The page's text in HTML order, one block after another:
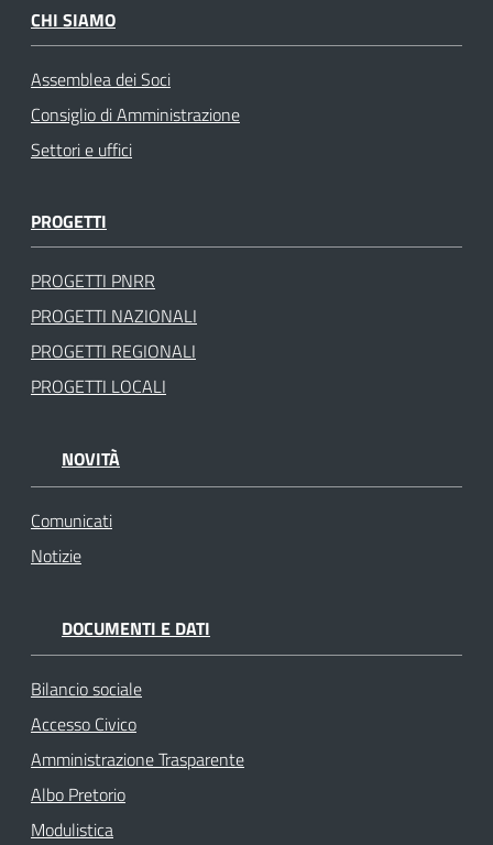
CHI SIAMO
Assemblea dei Soci
Consiglio di Amministrazione
Settori e uffici
PROGETTI
PROGETTI PNRR
PROGETTI NAZIONALI
PROGETTI REGIONALI
PROGETTI LOCALI
NOVITÀ
Comunicati
Notizie
DOCUMENTI E DATI
Bilancio sociale
Accesso Civico
Amministrazione Trasparente
Albo Pretorio
Modulistica